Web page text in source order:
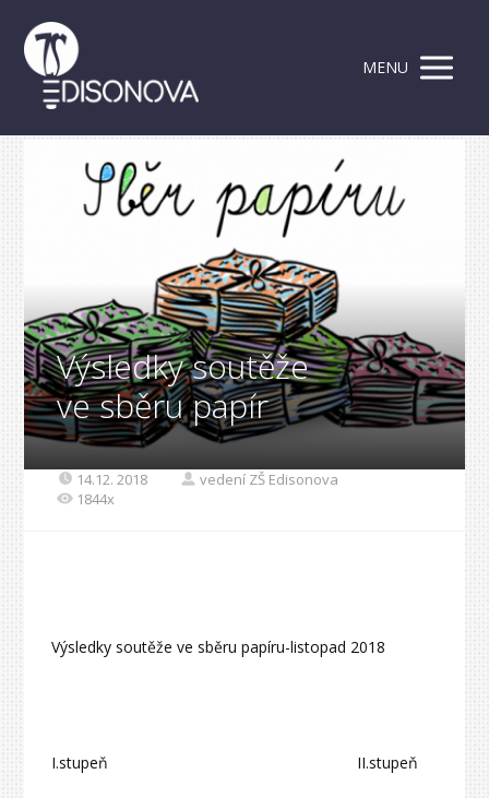
MENU
Výsledky soutěže
ve sběru papír
14.12. 2018
vedení ZŠ Edisonova
1844x
Výsledky soutěže ve sběru papíru-listopad 2018
I.stupeň II.stupeň